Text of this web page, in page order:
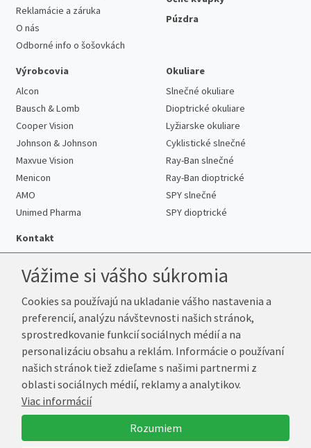
Reklamácie a záruka
O nás
Odborné info o šošovkách
Púzdra
Výrobcovia
Alcon
Bausch & Lomb
Cooper Vision
Johnson & Johnson
Maxvue Vision
Menicon
AMO
Unimed Pharma
Okuliare
Slnečné okuliare
Dioptrické okuliare
Lyžiarske okuliare
Cyklistické slnečné
Ray-Ban slnečné
Ray-Ban dioptrické
SPY slnečné
SPY dioptrické
Kontakt
Telefón:+421 222 205 863
E-mail:info@k-sosovky.sk
Reklamačná adresa
Andrea Votavová
Revoluční 1017
290 01 Poděbrady
Česká republika
Vážime si vášho súkromia
Cookies sa používajú na ukladanie vášho nastavenia a
preferencií, analýzu návštevnosti našich stránok,
sprostredkovanie funkcií sociálnych médií a na
personalizáciu obsahu a reklám. Informácie o používaní
našich stránok tiež zdieľame s našimi partnermi z
oblasti sociálnych médií, reklamy a analytikov.
Viac informácií
Rozumiem